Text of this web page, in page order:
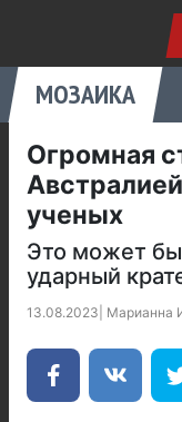
МОЗАИКА
Огромная
ученых
Это может
ударный
13.08.2023 Марианна